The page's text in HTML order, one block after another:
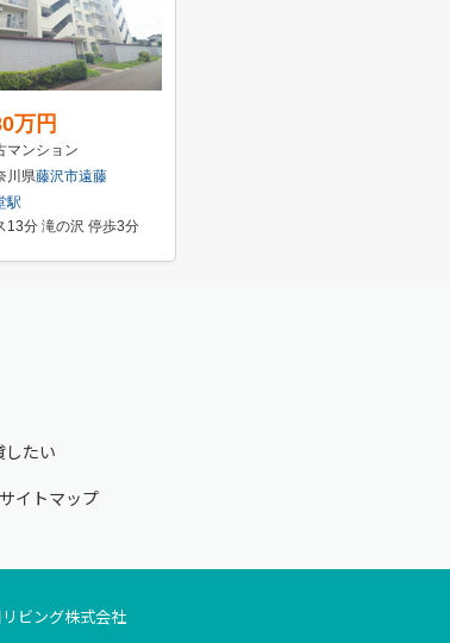
万円
マンション
川県藤沢市遠藤
駅
13分 滝の沢 停歩3分
したい
サイトマップ
ビング株式会社